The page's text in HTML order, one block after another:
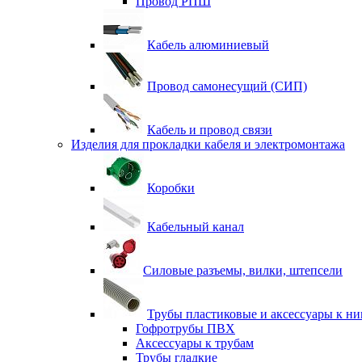
Кабель алюминиевый
Провод самонесущий (СИП)
Кабель и провод связи
Изделия для прокладки кабеля и электромонтажа
Коробки
Кабельный канал
Силовые разъемы, вилки, штепсели
Трубы пластиковые и аксессуары к
Гофротрубы ПВХ
Аксессуары к трубам
Трубы гладкие